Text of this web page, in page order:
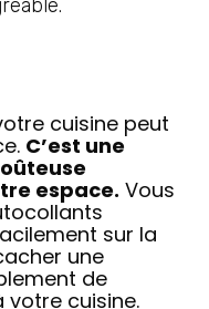
cuisine peut
C’est une
espace. Vous
sur la
une
de
votre cuisine.